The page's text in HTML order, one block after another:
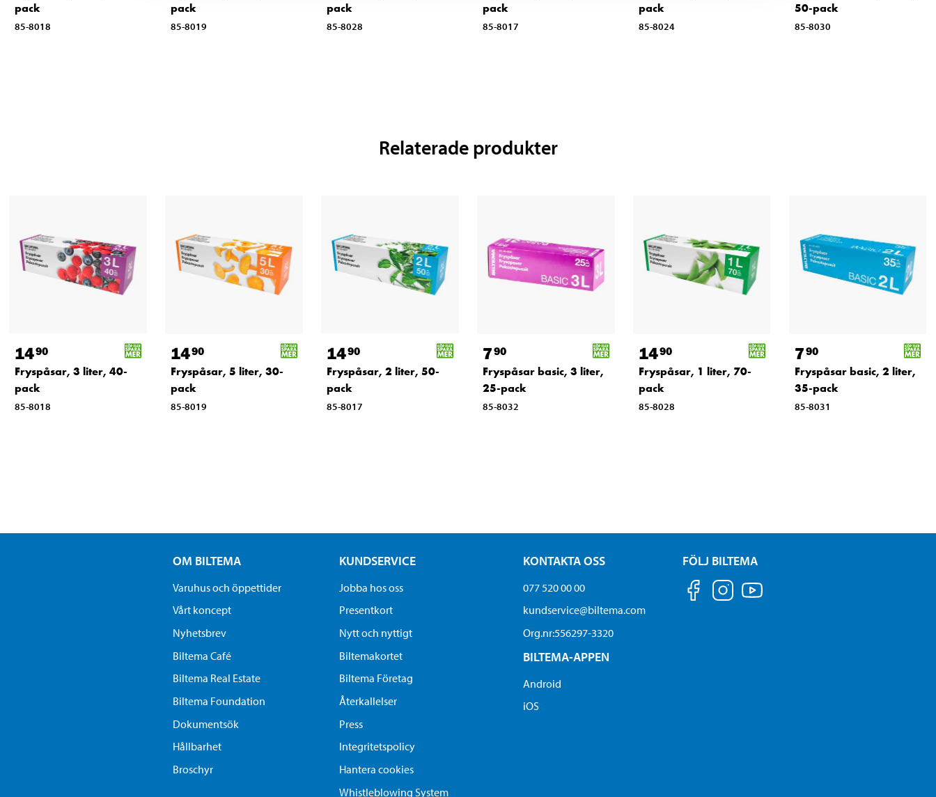
pack
85-8018
pack
85-8019
pack
85-8028
pack
85-8017
pack
85-8024
50-pack
85-8030
Relaterade produkter
1490
Fryspåsar, 3 liter, 40-
pack
85-8018
1490
Fryspåsar, 5 liter, 30-
pack
85-8019
1490
Fryspåsar, 2 liter, 50-
pack
85-8017
790
Fryspåsar basic, 3 liter,
25-pack
85-8032
1490
Fryspåsar, 1 liter, 70-
pack
85-8028
790
Fryspåsar basic, 2 liter,
35-pack
85-8031
OM BILTEMA
Varuhus och öppettider
Vårt koncept
Nyhetsbrev
Biltema Café
Biltema Real Estate
Biltema Foundation
Dokumentsök
Hållbarhet
Broschyr
KUNDSERVICE
Jobba hos oss
Presentkort
Nytt och nyttigt
Biltemakortet
Biltema Företag
Återkallelser
Press
Integritetspolicy
Hantera cookies
Whistleblowing System
KONTAKTA OSS
077 520 00 00
kundservice@biltema.com
Org.nr:556297-3320
BILTEMA-APPEN
Android
iOS
FÖLJ BILTEMA